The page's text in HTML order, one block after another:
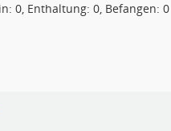
0, Enthaltung: 0, Befangen: 0